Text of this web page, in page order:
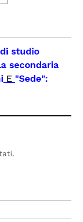
studio
secondaria
E "Sede":